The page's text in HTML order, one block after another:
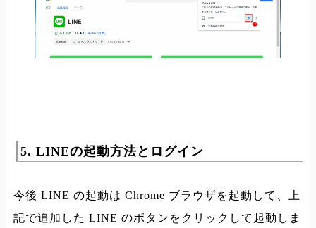
5. LINEの起動方法とログイン
今後 LINE の起動は Chrome ブラウザを起動して、上
記で追加した LINE のボタンをクリックして起動しま